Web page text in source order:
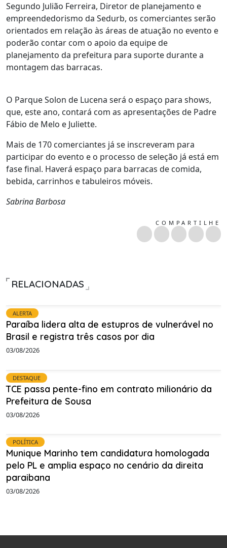
Segundo Julião Ferreira, Diretor de planejamento e
empreendedorismo da Sedurb, os comerciantes serão
orientados em relação às áreas de atuação no evento e
poderão contar com o apoio da equipe de
planejamento da prefeitura para suporte durante a
montagem das barracas.
O Parque Solon de Lucena será o espaço para shows,
que, este ano, contará com as apresentações de Padre
Fábio de Melo e Juliette.
Mais de 170 comerciantes já se inscreveram para
participar do evento e o processo de seleção já está em
fase final. Haverá espaço para barracas de comida,
bebida, carrinhos e tabuleiros móveis.
Sabrina Barbosa
COMPARTILHE
RELACIONADAS
ALERTA
Paraíba lidera alta de estupros de vulnerável no
Brasil e registra três casos por dia
03/08/2026
DESTAQUE
TCE passa pente-fino em contrato milionário da
Prefeitura de Sousa
03/08/2026
POLÍTICA
Munique Marinho tem candidatura homologada
pelo PL e amplia espaço no cenário da direita
paraibana
03/08/2026